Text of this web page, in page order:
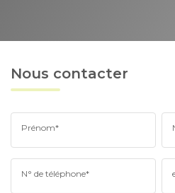
Nous contacter
Prénom*
N° de téléphone*